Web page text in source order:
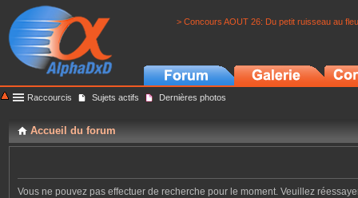
> Concours AOUT 26: Du petit ruisseau au
Raccourcis Sujets actifs Dernières photos
Accueil du forum
Vous ne pouvez pas effectuer de recherche pour le moment. Veuillez